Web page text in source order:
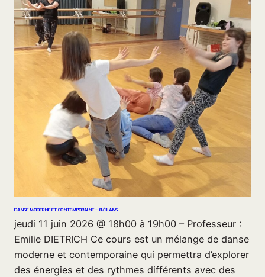
DANSE MODERNE ET CONTEMPORAINE – 8/11 ANS
jeudi 11 juin 2026 @ 18h00 à 19h00 – Professeur :
Emilie DIETRICH Ce cours est un mélange de danse
moderne et contemporaine qui permettra d’explorer
des énergies et des rythmes différents avec des